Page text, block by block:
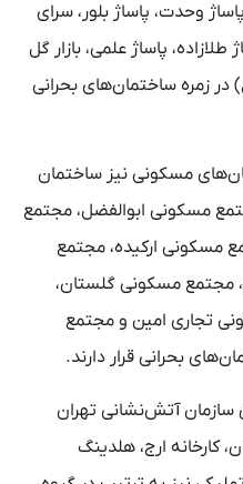
وحدت، پاساژ بلور، سرای
پاساژ علمی، بازار گل
در زمره ساختمان‌های بحرانی
مسکونی نیز ساختمان
مسکونی ابوالفضل، مجتمع
مسکونی ارکیده، مجتمع
مجتمع مسکونی گلستان،
تجاری امین و مجتمع
بحرانی قرار دارند.
آتش‌نشانی تهران
کارخانه ارج، هلدینگ